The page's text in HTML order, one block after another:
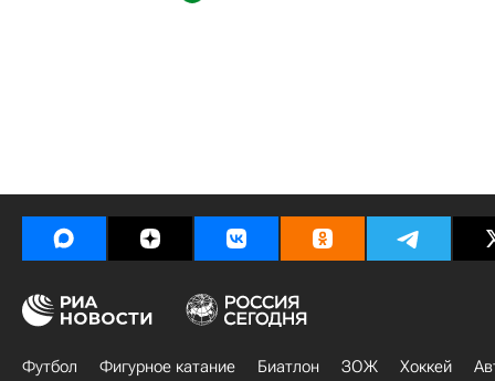
Футбол Фигурное катание Биатлон ЗОЖ Хоккей